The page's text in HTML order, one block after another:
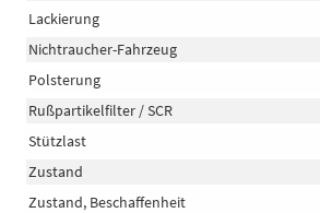
Lackierung
Nichtraucher-Fahrzeug
Polsterung
Rußpartikelfilter / SCR
Stützlast
Zustand
Zustand, Beschaffenheit